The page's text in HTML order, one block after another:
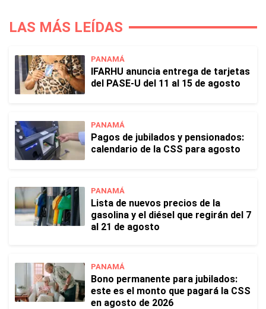
LAS MÁS LEÍDAS
PANAMÁ
IFARHU anuncia entrega de tarjetas
del PASE-U del 11 al 15 de agosto
PANAMÁ
Pagos de jubilados y pensionados:
calendario de la CSS para agosto
PANAMÁ
Lista de nuevos precios de la
gasolina y el diésel que regirán del 7
al 21 de agosto
PANAMÁ
Bono permanente para jubilados:
este es el monto que pagará la CSS
en agosto de 2026